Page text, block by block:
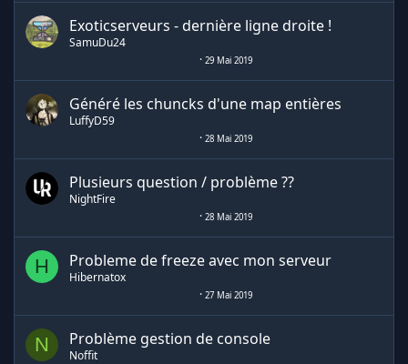
Exoticserveurs - dernière ligne droite !
SamuDu24
29 Mai 2019
Généré les chuncks d'une map entières
LuffyD59
28 Mai 2019
Plusieurs question / problème ??
NightFire
28 Mai 2019
H Probleme de freeze avec mon serveur
Hibernatox
27 Mai 2019
N Problème gestion de console
Noffit